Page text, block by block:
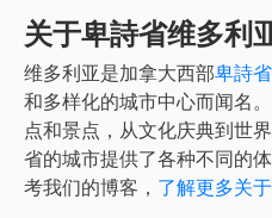
关于卑詩省维多利
维多利亚是加拿大西部卑詩省
和多样化的城市中心而闻名
点和景点，从文化庆典到世
省的城市提供了各种不同的
考我们的博客， 了解更多关